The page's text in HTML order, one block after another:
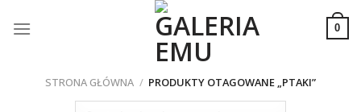
0
STRONA GŁÓWNA / PRODUKTY OTAGOWANE „PTAKI”